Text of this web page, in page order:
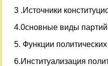
3 .Источники
4.0сновные виды
5. Функции
6.Институализация